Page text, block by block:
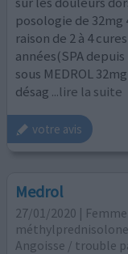
posologie de 32mg
raison de 2 à 4
années(SPA
sous MEDROL
désag ...lire la suite
votre avis
Medrol
27/01/2020 |
Angoisse / trouble